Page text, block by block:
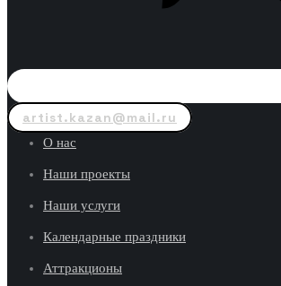
artist.kazan@mail.ru
О нас
Наши проекты
Наши услуги
Календарные праздники
Аттракционы